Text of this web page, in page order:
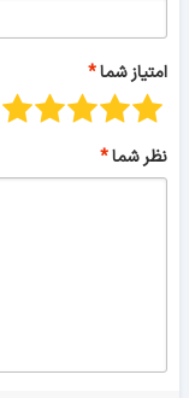
امتیاز شما
نظر شما